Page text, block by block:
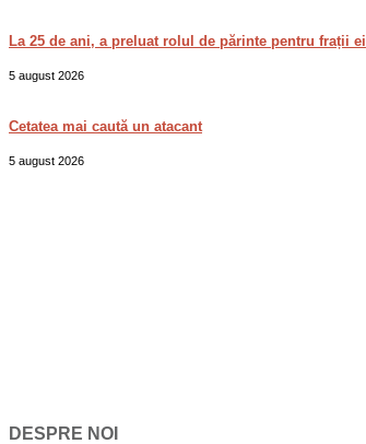
La 25 de ani, a preluat rolul de părinte pentru frații ei
5 august 2026
Cetatea mai caută un atacant
5 august 2026
DESPRE NOI